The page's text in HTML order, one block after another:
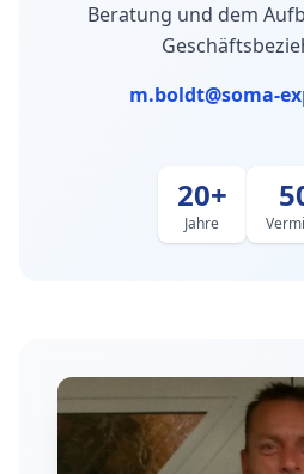
Beratung und dem
m.boldt@soma-
20+
Jahre